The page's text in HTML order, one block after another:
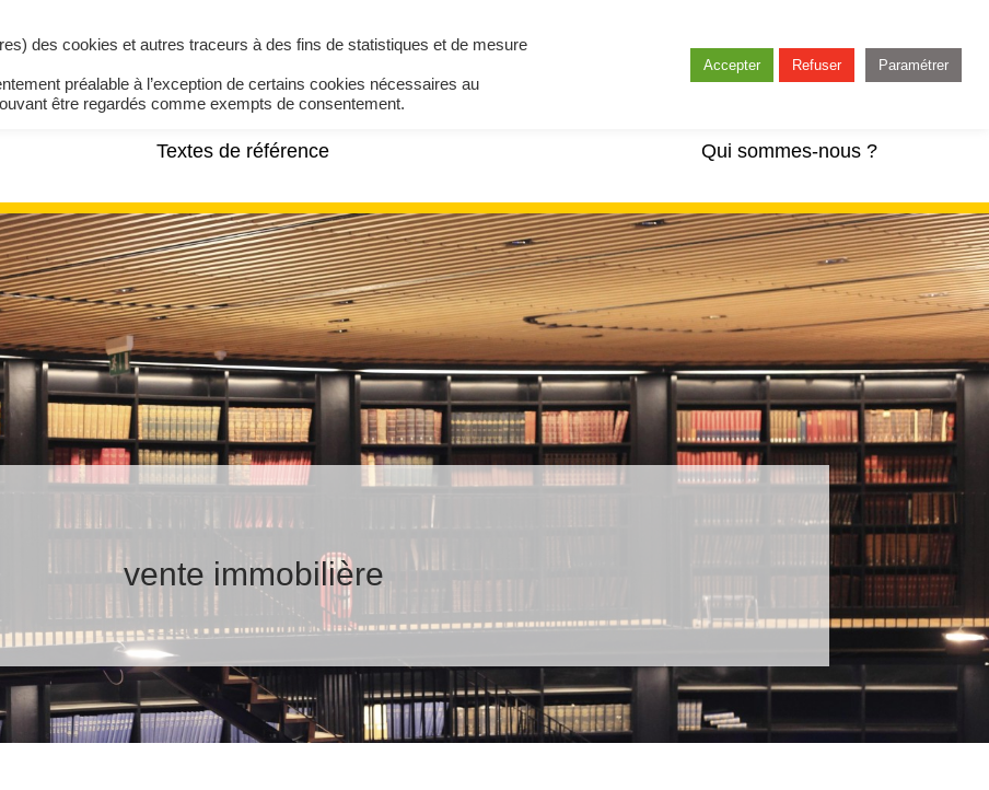
Textes de référence Qui sommes-nous ?
vente immobilière
des cookies et autres traceurs à des fins de statistiques et de mesure
préalable à l’exception de certains cookies nécessaires au
être regardés comme exempts de consentement.
Accepter Refuser Paramétrer